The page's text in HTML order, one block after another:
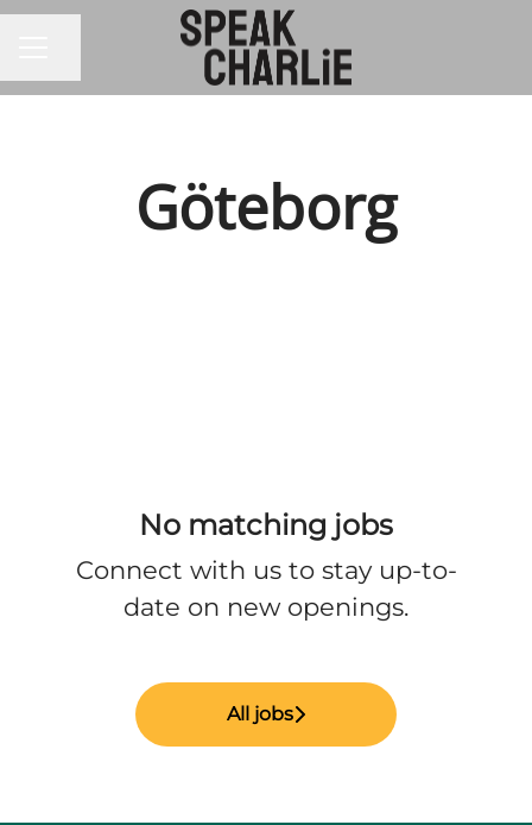
Göteborg
No matching jobs
Connect with usto stay up-to-
date on new openings.
All jobs